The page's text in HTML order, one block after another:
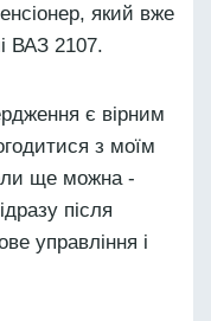
який вже
ВАЗ 2107.
є вірним
з моїм
ще можна -
після
управління і